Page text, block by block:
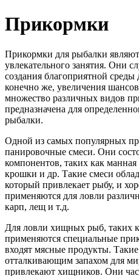
Прикормки
Прикормки для рыбалки
увлекательного занятия. Они
создания благоприятной среды
конечно же, увеличения
множество различных видов
предназначена для
рыбалки.
Одной из самых популярных
панировочные смеси. Они
компонентов, таких как
крошки и др. Такие смеси
который привлекает рыбу, и
применяются для ловли
карп, лещ и т.д.
Для ловли хищных рыб, таких
применяются специальные
входят мясные продукты.
отталкивающим запахом для
привлекают хищников. Они